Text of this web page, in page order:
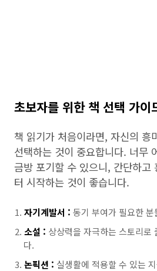
초보자를 위한 책 선택 가이
책 읽기가 처음이라면, 자신의 흥
선택하는 것이 중요합니다. 너무
금방 포기할 수 있으니, 간단하고
터 시작하는 것이 좋습니다.
자기계발서 : 동기 부여가 필요한 분
소설 : 상상력을 자극하는 스토리로
다.
논픽션 : 실생활에 적용할 수 있는